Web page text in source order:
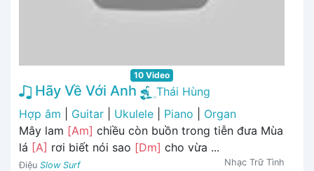
10 Video
Hãy Về Với Anh
Thái Hùng
Hợp âm
Guitar Ukulele Piano
Organ
Mây lam [Am] chiều còn buồn trong tiễn đưa Mùa
lá [A] rơi biết nói sao [Dm] cho vừa ...
Điệu Slow Surf Nhạc Trữ Tình